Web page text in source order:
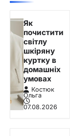
Як
почистити
світлу
шкіряну
куртку в
домашніх
умовах
Костюк
Ольга
07.08.2026